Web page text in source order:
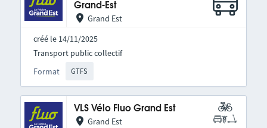
Grand-Est
Grand Est
créé le 14/11/2025
Format GTFS
Transport public collectif
VLS Vélo Fluo Grand Est
Grand Est